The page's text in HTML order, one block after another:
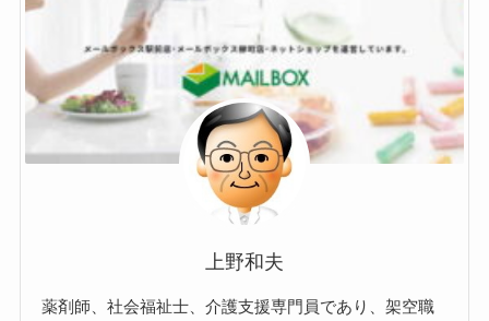
上野和夫
薬剤師、社会福祉士、介護支援専門員であり、架空職